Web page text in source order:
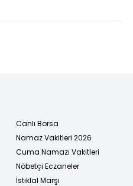
Canlı Borsa
Namaz Vakitleri 2026
Cuma Namazı Vakitleri
Nöbetçi Eczaneler
İstiklal Marşı